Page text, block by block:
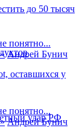
до 50 тысяч
оставшихся у
удар РФ
понятно...
» Андрей Бунич
понятно...
» Андрей Бунич